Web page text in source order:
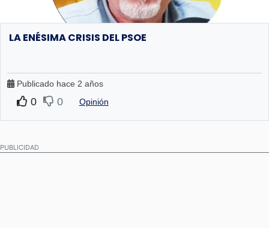
LA ENÉSIMA CRISIS DEL PSOE
Publicado hace 2 años
0 0 Opinión
PUBLICIDAD